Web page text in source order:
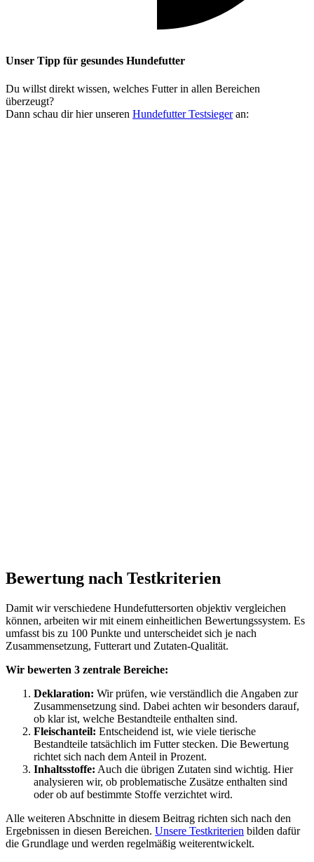
Unser Tipp für gesundes Hundefutter
Du willst direkt wissen, welches Futter in allen Bereichen
überzeugt?
Dann schau dir hier unseren Hundefutter Testsiegeran:
Bewertung nach Testkriterien
Damit wir verschiedene Hundefuttersorten objektiv vergleichen
können, arbeiten wir mit einem einheitlichen Bewertungssystem. Es
umfasst bis zu 100 Punkte und unterscheidet sich je nach
Zusammensetzung, Futterart und Zutaten-Qualität.
Wir bewerten 3 zentrale Bereiche:
Deklaration: Wir prüfen, wie verständlich die Angaben zur
Zusammensetzung sind. Dabei achten wir besonders darauf,
ob klar ist, welche Bestandteile enthalten sind.
Fleischanteil: Entscheidend ist, wie viele tierische
Bestandteile tatsächlich im Futter stecken. Die Bewertung
richtet sich nach dem Anteil in Prozent.
Inhaltsstoffe: Auch die übrigen Zutaten sind wichtig. Hier
analysieren wir, ob problematische Zusätze enthalten sind
oder ob auf bestimmte Stoffe verzichtet wird.
Alle weiteren Abschnitte in diesem Beitrag richten sich nach den
Ergebnissen in diesen Bereichen. Unsere Testkriterien bilden dafür
die Grundlage und werden regelmäßig weiterentwickelt.